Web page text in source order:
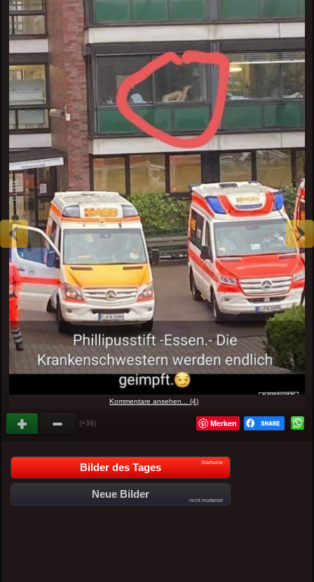
Kommentare ansehen... (4)
(+39) Merken
Bilder des Tages Startseite
Neue Bilder
nicht moderiert